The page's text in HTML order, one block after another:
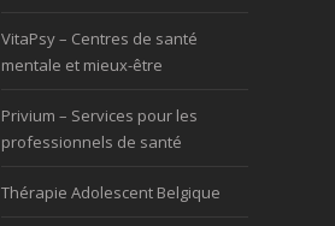
VitaPsy – Centres de santé
mentale et mieux-être
Privium – Services pour les
professionnels de santé
Thérapie Adolescent Belgique